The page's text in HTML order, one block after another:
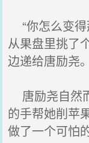
“你怎么变得
从果盘里挑了
边递给唐励尧。
唐励尧自然
的手帮她削苹
做了一个可怕